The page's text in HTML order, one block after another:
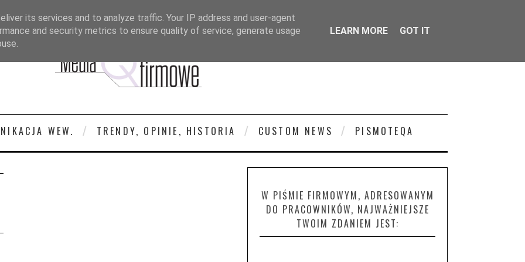
WEW. TRENDY, OPINIE, HISTORIA CUSTOM NEWS PISMOTEQA
W PIŚMIE FIRMOWYM, ADRESOWANYM
DO PRACOWNIKÓW, NAJWAŻNIEJSZE
TWOIM ZDANIEM JEST:
its services and to analyze traffic. Your IP address and user-agent
and security metrics to ensure quality of service, generate usage
LEARN MORE GOT IT